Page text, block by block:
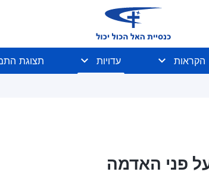
הקראות עדויות תצוגת
פני האדמה